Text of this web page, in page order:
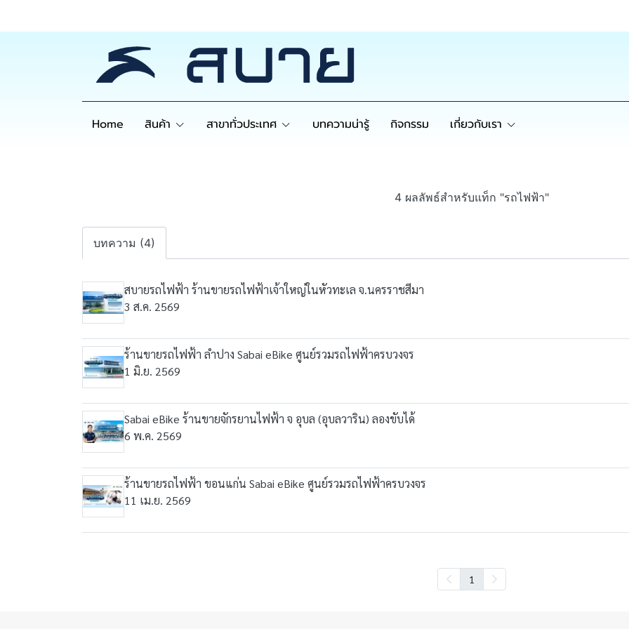
Home สินค้า สาขาทั่วประเทศ บทความน่ารู้ กิจกรรม เกี่ยวกับเรา
4 ผลลัพธ์สำหรับแท็ก "รถไฟฟ้า"
บทความ (4)
สบายรถไฟฟ้า ร้านขายรถไฟฟ้าเจ้าใหญ่ในหัวทะเล จ.นครราชสีมา
3 ส.ค. 2569
ร้านขายรถไฟฟ้า ลำปาง Sabai eBike ศูนย์รวมรถไฟฟ้าครบวงจร
1 มิ.ย. 2569
Sabai eBike ร้านขายจักรยานไฟฟ้า จ อุบล (อุบลวาริน) ลองขับได้
6 พ.ค. 2569
ร้านขายรถไฟฟ้า ขอนแก่น Sabai eBike ศูนย์รวมรถไฟฟ้าครบวงจร
11 เม.ย. 2569
1